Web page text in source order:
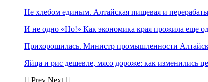
Не хлебом единым. Алтайская пищевая и
И не одно «Но!» Как экономика края прожила еще
Прихорошилась. Министр промышленности
Яйца и рис дешевле, мясо дороже: как изменились
Prev Next